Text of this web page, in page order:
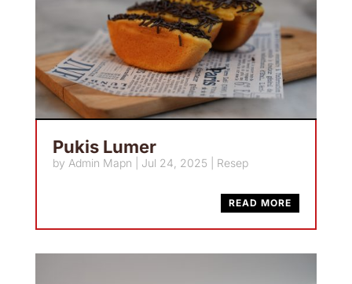
Pukis Lumer
by Admin Mapn Jul 24, 2025 Resep
READ MORE